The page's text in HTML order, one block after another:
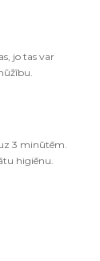
jo tas var
3 minūtēm.
higiēnu.